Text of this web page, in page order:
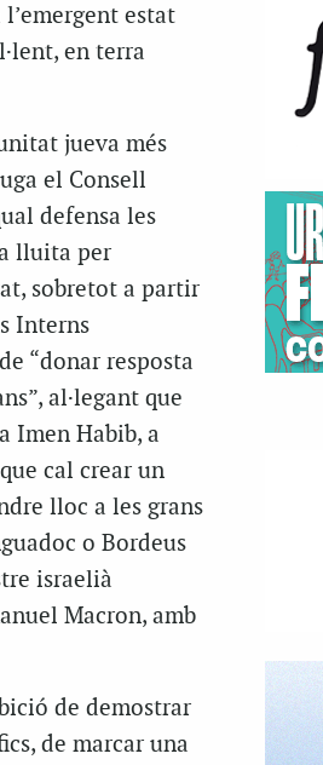
estat
en terra
jueva més
el Consell
defensa les
lluita per
sobretot a partir
Interns
“donar resposta
al·legant que
Imen Habib, a
cal crear un
lloc a les grans
o Bordeus
israelià
Macron, amb
de demostrar
de marcar una